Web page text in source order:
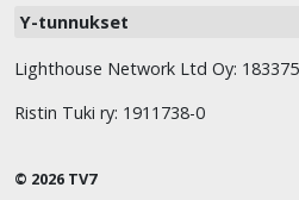
Y-tunnukset
Lighthouse Network Ltd Oy:
Ristin Tuki ry: 1911738-0
© 2026 TV7